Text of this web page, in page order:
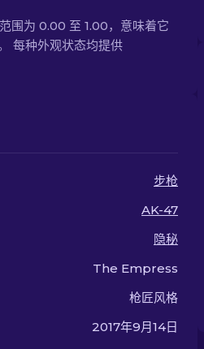
围为 0.00 至 1.00，意味着它
每种外观状态均提供
步枪
AK-47
隐秘
The Empress
枪匠风格
2017年9月14日